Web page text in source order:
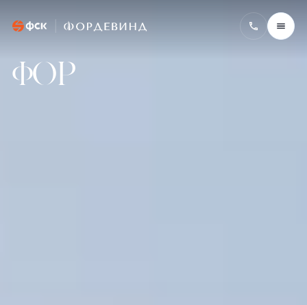
Фордевинд
ФOР